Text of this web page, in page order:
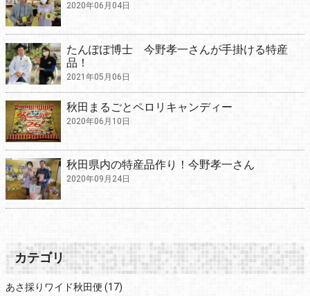
2020年06月04日
たんぽぽ博士 今野孝一さんが手掛ける特産
品！
2021年05月06日
秋田まるごとペロリキャンディー
2020年06月10日
秋田県内の特産品作り！今野孝一さん
2020年09月24日
カテゴリ
あさ採りワイド秋田便 (17)